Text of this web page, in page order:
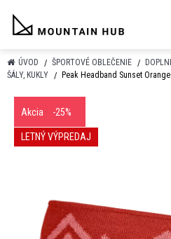
ÚVOD ŠPORTOVÉ OBLEČENIE
ŠÁLY, KUKLY
Peak Headband Sunset
Akcia -25%
LETNÝ VÝPREDAJ